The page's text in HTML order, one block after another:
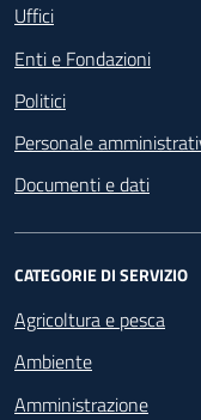
Uffici
Enti e Fondazioni
Politici
Personale
Documenti e dati
CATEGORIE DI SERVIZIO
Agricoltura e pesca
Ambiente
Amministrazione